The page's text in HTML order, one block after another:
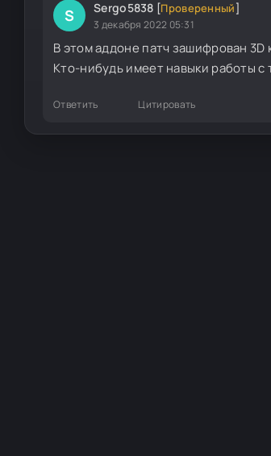
S Sergo5838 [Проверенный]
3 декабря 2022 05:31
В этом аддоне патч зашифрован
Кто-нибудь имеет навыки работы с
Ответить Цитировать